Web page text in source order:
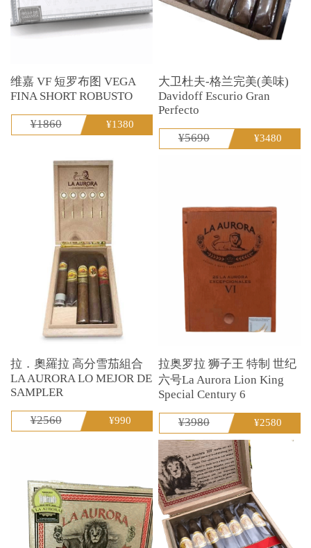
维嘉 VF 短罗布图 VEGA
FINA SHORT ROBUSTO
¥1860 ¥1380
大卫杜夫-格兰完美(美味)
Davidoff Escurio Gran
Perfecto
¥5690 ¥3480
拉．奧羅拉 高分雪茄組合
LA AURORA LO MEJOR DE
SAMPLER
¥2560 ¥990
拉奥罗拉 狮子王 特制 世纪
六号La Aurora Lion King
Special Century 6
¥3980 ¥2580